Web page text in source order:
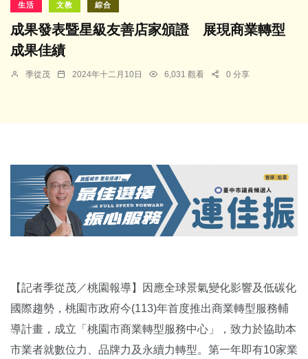
生活 文教 綜合
成果發表暨星級友善店家頒證 展現商業轉型
成果佳績
季從茂 2024年十二月10日 6,031 觀看 0 分享
【記者季從茂／桃園報導】因應全球景氣變化影響及低碳化
國際趨勢，桃園市政府今(113)年首度推出商業轉型服務輔
導計畫，成立「桃園市商業轉型服務中心」，致力於協助本
市業者就數位力、品牌力及永續力轉型。第一年即有10家業